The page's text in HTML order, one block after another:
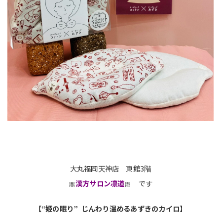
大丸福岡天神店 東館3階
🎀漢方サロン凛道🎀 です
【“姫の眠り” じんわり温めるあずきのカイロ】